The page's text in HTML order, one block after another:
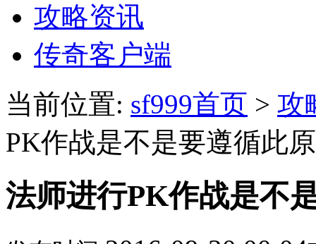
攻略资讯
传奇客户端
当前位置: sf999首页 > 攻
PK作战是不是要遵循此
法师进行PK作战是不